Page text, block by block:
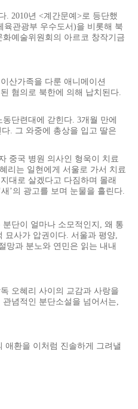
. 2010년 <계간문예>로 등단했
육관광부 우수도서)을 비롯해 북
예술위원회의 아르코 창작기금
산가족을 다룬 애니메이션
혐의로 북한에 의해 납치된다.
단련대에 갇힌다. 3개월 만에
. 그 와중에 총상을 입고 딸은
중국 병원 의사인 형욱이 치료
리는 일현에게 서울로 가서 치료
대로 살겠다고 다짐하며 몰래
’의 광고를 보며 눈물을 흘린다.
단이 얼마나 소모적인지, 왜 통
묘사가 압권이다. 서울과 평양,
망과 분노와 연민은 읽는 내내
오혜리 사이의 교감과 사랑을
념적인 분단소설을 넘어서는,
애환을 이처럼 진솔하게 그려낼